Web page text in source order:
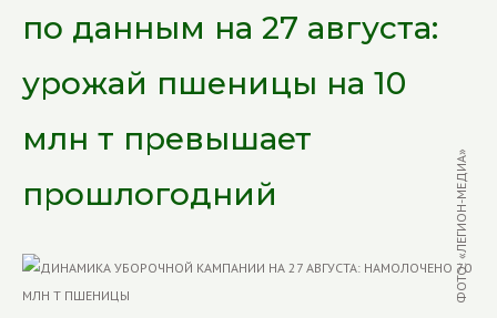
по данным на 27 августа:
урожай пшеницы на 10
млн т превышает
прошлогодний
ФОТО: «ЛЕГИОН-МЕДИА»